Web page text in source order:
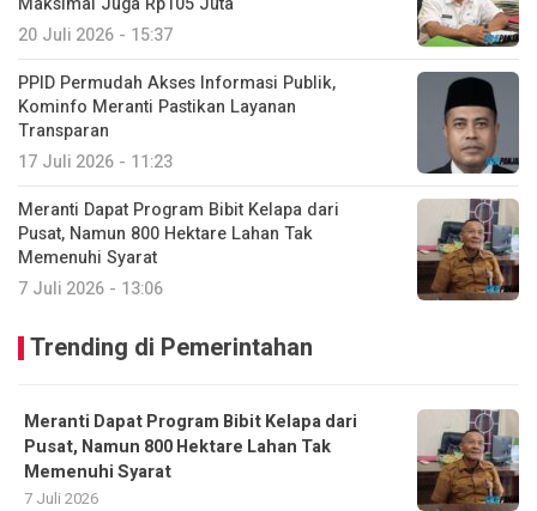
20 Juli 2026 - 15:37
PPID Permudah Akses Informasi Publik,
Kominfo Meranti Pastikan Layanan
Transparan
17 Juli 2026 - 11:23
Meranti Dapat Program Bibit Kelapa dari
Pusat, Namun 800 Hektare Lahan Tak
Memenuhi Syarat
7 Juli 2026 - 13:06
Trending di Pemerintahan
Meranti Dapat Program Bibit Kelapa dari
Pusat, Namun 800 Hektare Lahan Tak
Memenuhi Syarat
7 Juli 2026